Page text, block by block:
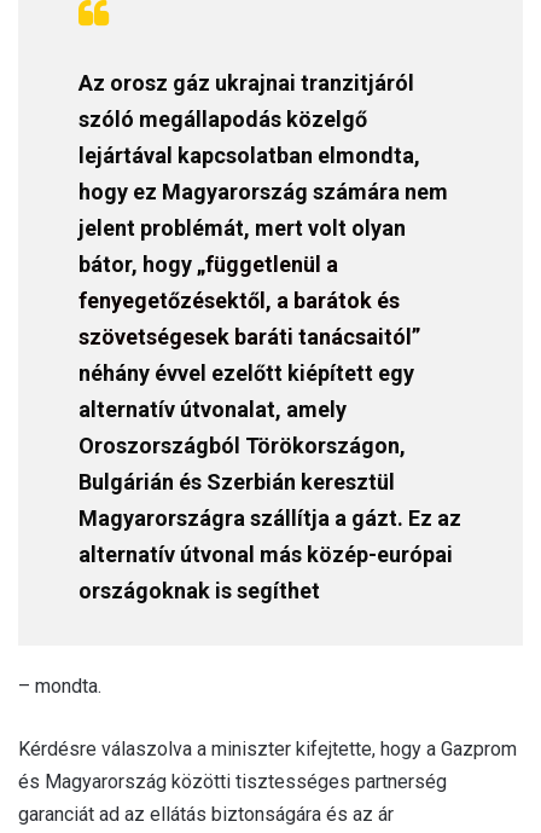
Az orosz gáz ukrajnai tranzitjáról
szóló megállapodás közelgő
lejártával kapcsolatban elmondta,
hogy ez Magyarország számára nem
jelent problémát, mert volt olyan
bátor, hogy „függetlenül a
fenyegetőzésektől, a barátok és
szövetségesek baráti tanácsaitól”
néhány évvel ezelőtt kiépített egy
alternatív útvonalat, amely
Oroszországból Törökországon,
Bulgárián és Szerbián keresztül
Magyarországra szállítja a gázt. Ez az
alternatív útvonal más közép-európai
országoknak is segíthet
– mondta.
Kérdésre válaszolva a miniszter kifejtette, hogy a Gazprom
és Magyarország közötti tisztességes partnerség
garanciát ad az ellátás biztonságára és az ár